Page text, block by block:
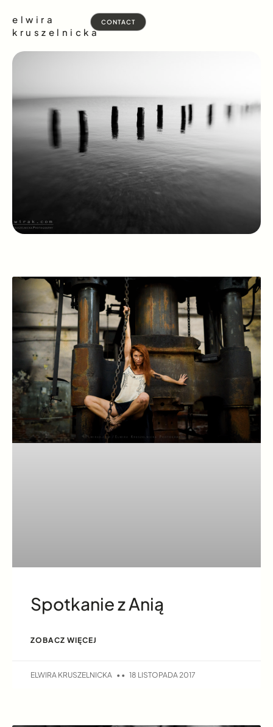
elwira
kruszelnicka
CONTACT
Spotkanie z Anią
ZOBACZ WIĘCEJ
ELWIRA KRUSZELNICKA 18 LISTOPADA 2017